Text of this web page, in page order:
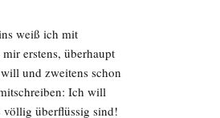
weiß ich mit
erstens, überhaupt
und zweitens schon
Ich will
überflüssig sind!